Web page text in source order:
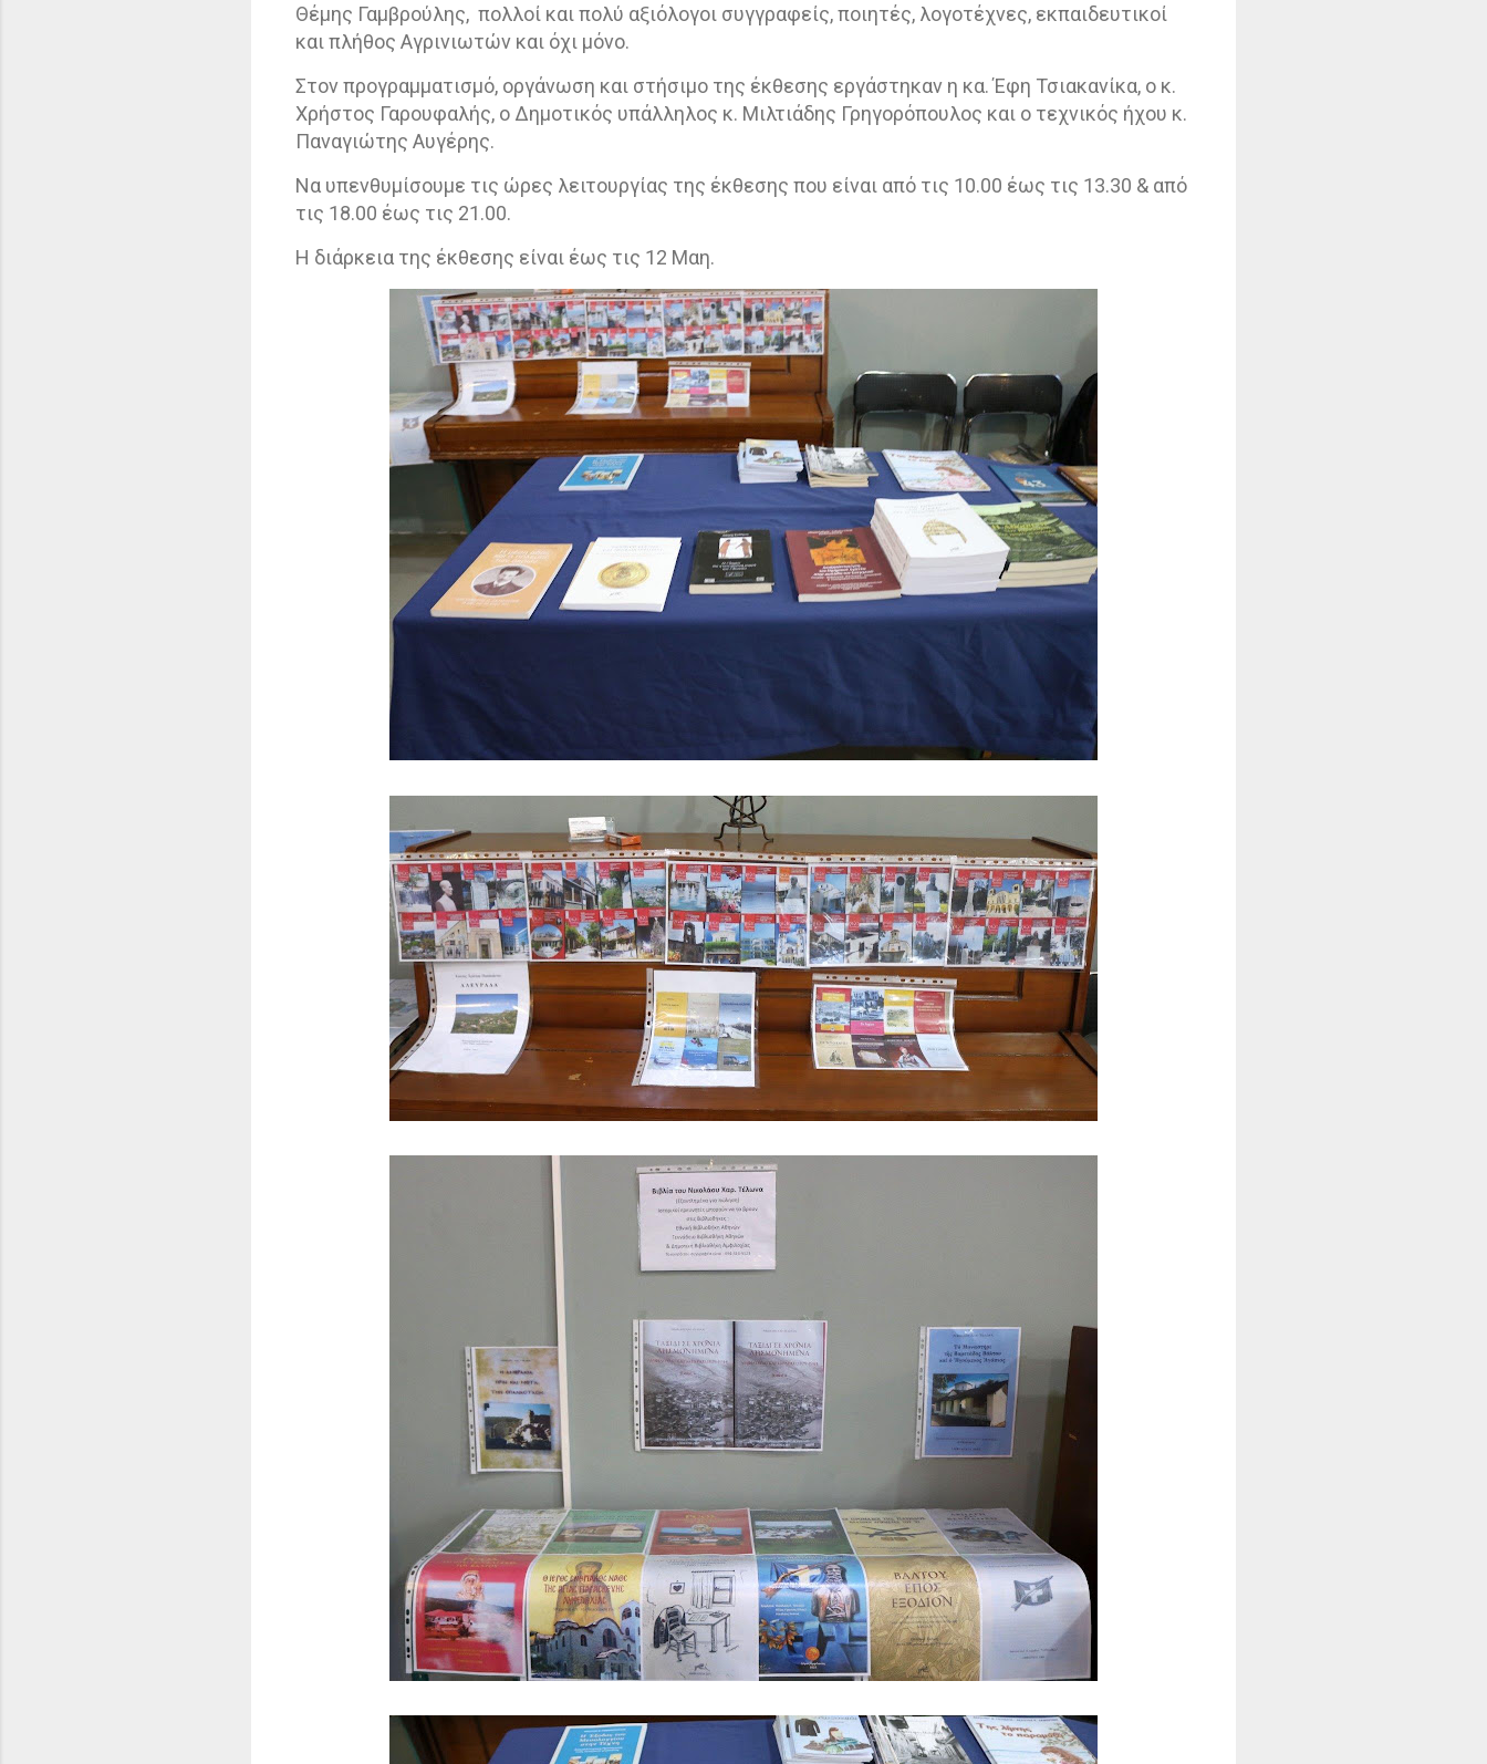
Θέμης Γαμβρούλης, πολλοί και πολύ αξιόλογοι συγγραφείς, ποιητές, λογοτέχνες, εκπαιδευτικοί
και πλήθος Αγρινιωτών και όχι μόνο.
Στον προγραμματισμό, οργάνωση και στήσιμο της έκθεσης εργάστηκαν η κα. Έφη Τσιακανίκα, ο κ.
Χρήστος Γαρουφαλής, ο Δημοτικός υπάλληλος κ. Μιλτιάδης Γρηγορόπουλος και ο τεχνικός ήχου κ.
Παναγιώτης Αυγέρης.
Να υπενθυμίσουμε τις ώρες λειτουργίας της έκθεσης που είναι από τις 10.00 έως τις 13.30 & από
τις 18.00 έως τις 21.00.
Η διάρκεια της έκθεσης είναι έως τις 12 Μαη.